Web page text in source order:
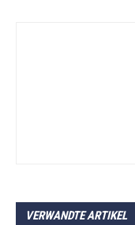
VERWANDTE ARTIKEL